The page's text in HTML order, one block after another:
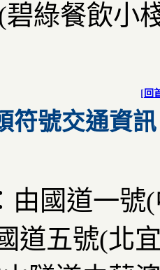
綠餐飲小
[ 回
交通資訊
由國道一號
道五號(北